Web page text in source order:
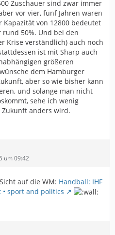
Zuschauer sind zwar immer
vor vier, fünf Jahren waren
Kapazität von 12800 bedeutet
50%. Und bei den
Krise verständlich) auch noch
ist mit Sharp auch
größeren
dem Hamburger
aber so wie bisher kann
und solange man nicht
sehe ich wenig
anders wird.
um 09:42
auf die WM: Handball: IHF
sport and politics